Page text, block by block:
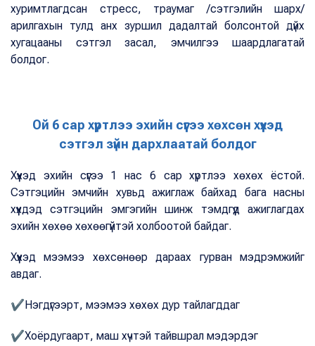
хуримтлагдсан стресс, траумаг /сэтгэлийн шарх/
арилгахын тулд анх зуршил дадалтай болсонтой дүйх
хугацааны сэтгэл засал, эмчилгээ шаардлагатай
болдог.
Ой 6 сар хүртлээ эхийн сүүгээ хөхсөн хүүхэд
сэтгэл зүйн дархлаатай болдог
Хүүхэд эхийн сүүгээ 1 нас 6 сар хүртлээ хөхөх ёстой.
Сэтгэцийн эмчийн хувьд ажиглаж байхад бага насны
хүүхдэд сэтгэцийн эмгэгийн шинж тэмдгүүд ажиглагдах
эхийн хөхөө хөхөөгүйтэй холбоотой байдаг.
Хүүхэд мээмээ хөхсөнөөр дараах гурван мэдрэмжийг
авдаг.
✔Нэгдүгээрт, мээмээ хөхөх дур тайлагддаг
✔Хоёрдугаарт, маш хүчтэй тайвшрал мэдэрдэг